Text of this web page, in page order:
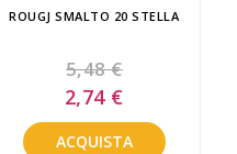
ROUGJ SMALTO 20 STELLA
5,48 €
Special
Price
2,74 €
ACQUISTA